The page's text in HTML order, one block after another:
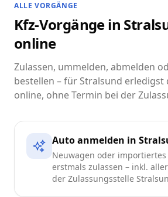
ALLE VORGÄNGE
Kfz-Vorgänge in
online
Zulassen, ummelden, abmelden
bestellen – für Stralsund erledigst
online, ohne Termin bei der
Auto anmelden in
Neuwagen oder importiertes
erstmals zulassen – inkl.
der Zulassungsstelle